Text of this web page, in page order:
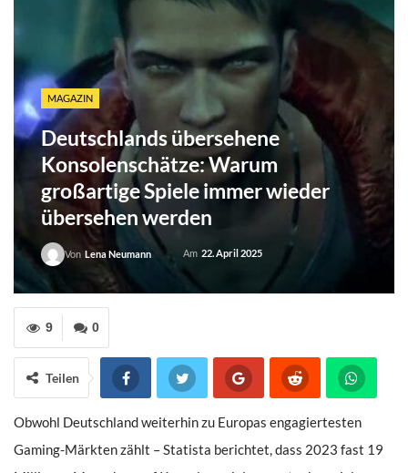
MAGAZIN
Deutschlands übersehene
Konsolenschätze: Warum
großartige Spiele immer wieder
übersehen werden
Von Lena Neumann Am 22. April 2025
0
9
Teilen
Obwohl Deutschland weiterhin zu Europas engagiertesten
Gaming-Märkten zählt – Statista berichtet, dass 2023 fast 19